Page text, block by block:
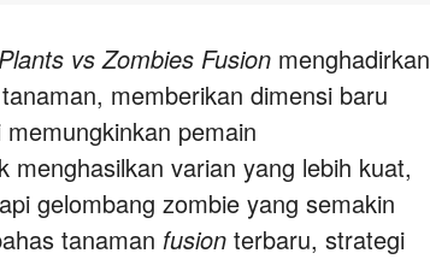
Plants vs Zombies Fusion menghadirkan
tanaman, memberikan dimensi baru
pemain
menghasilkan varian yang lebih kuat,
gelombang zombie yang semakin
tanaman fusion terbaru, strategi